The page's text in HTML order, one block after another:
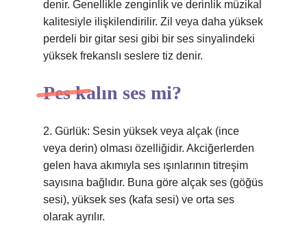
denir. Genellikle zenginlik ve derinlik müzikal
kalitesiyle ilişkilendirilir. Zil veya daha yüksek
perdeli bir gitar sesi gibi bir ses sinyalindeki
yüksek frekanslı seslere tiz denir.
Pes kalın ses mi?
2. Gürlük: Sesin yüksek veya alçak (ince
veya derin) olması özelliğidir. Akciğerlerden
gelen hava akımıyla ses ışınlarının titreşim
sayısına bağlıdır. Buna göre alçak ses (göğüs
sesi), yüksek ses (kafa sesi) ve orta ses
olarak ayrılır.